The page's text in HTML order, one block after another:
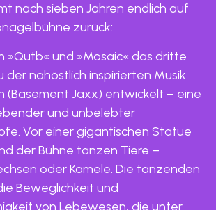
nach sieben Jahren endlich auf
zurück:
»Qutb« und »Mosaic« das dritte
der nahöstlich inspirierten Musik
(Basement Jaxx) entwickelt – eine
und unbelebter
Vor einer gigantischen Statue
der Bühne tanzen Tiere –
oder Kamele. Die tanzenden
Beweglichkeit und
von Lebewesen, die unter